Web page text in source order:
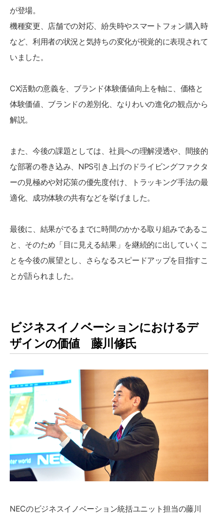
が登場。
機種変更、店舗での対応、紛失時やスマートフォン購入時
など、利用者の状況と気持ちの変化が視覚的に表現されて
いました。
CX活動の意義を、ブランド体験価値向上を軸に、価格と
体験価値、ブランドの差別化、なりわいの進化の観点から
解説。
また、今後の課題としては、社員への理解浸透や、間接的
な部署の巻き込み、NPS引き上げのドライビングファクタ
ーの見極めや対応策の優先度付け、トラッキング手法の最
適化、成功体験の共有などを挙げました。
最後に、結果がでるまでに時間のかかる取り組みであるこ
と、そのため「目に見える結果」を継続的に出していくこ
とを今後の展望とし、さらなるスピードアップを目指すこ
とが語られました。
ビジネスイノベーションにおけるデ
ザインの価値 藤川修氏
NECのビジネスイノベーション統括ユニット担当の藤川